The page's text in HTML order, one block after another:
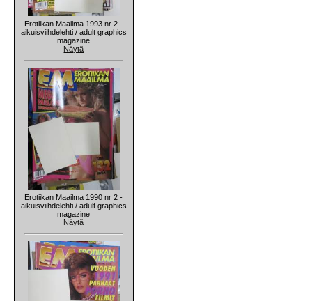
Erotiikan Maailma 1993 nr 2 -
aikuisviihdelehti / adult graphics
magazine
Näytä
Erotiikan Maailma 1990 nr 2 -
aikuisviihdelehti / adult graphics
magazine
Näytä